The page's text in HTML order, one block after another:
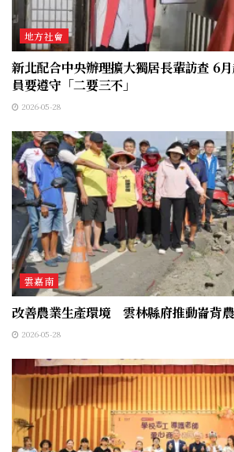
地方社會
新北配合中央辦理擴大獨居長輩訪查 6
員要遵守「二要三不」
2026-05-28
雲嘉南
改善農業生產環境 雲林縣府推動崙背
2026-05-28